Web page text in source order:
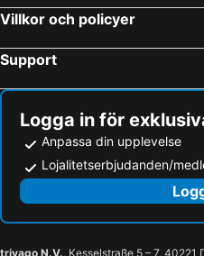
Villkor och policyer
Support
Logga in för
Anpassa din upplevelse
Lojalitetserbjudanden/
trivago N.V., Kesselstraße 5 – 7, 40221